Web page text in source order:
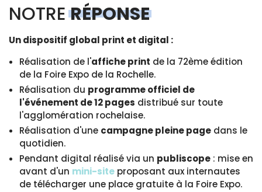
NOTRERÉPONSE
Un dispositif global print et digital :
Réalisation de l'affiche print de la 72ème édition
de la Foire Expo de la Rochelle.
Réalisation du programme officiel de
l'événement de 12 pages distribué sur toute
l'agglomération rochelaise.
Réalisation d'une campagne pleine page dans le
quotidien.
Pendant digital réalisé via un publiscope : mise en
avant d'un mini-site proposant aux internautes
de télécharger une place gratuite à la Foire Expo.